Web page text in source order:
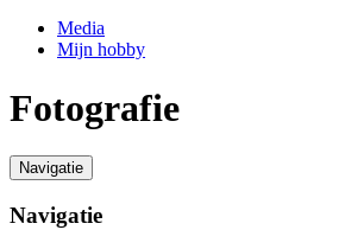
Media
Mijn hobby
Fotografie
Navigatie
Navigatie